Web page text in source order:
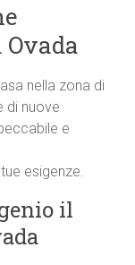
nella zona di
di nuove
e
esigenze.
il